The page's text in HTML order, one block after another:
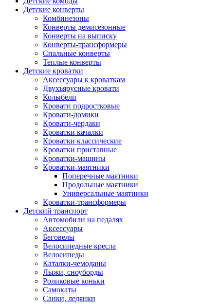
Детские конверты
Комбинезоны
Конверты демисезонные
Конверты на выписку
Конверты-трансформеры
Спальные конверты
Теплые конверты
Детские кроватки
Аксессуары к кроваткам
Двухъярусные кровати
Колыбели
Кровати подростковые
Кровати-домики
Кровати-чердаки
Кроватки качалки
Кроватки классические
Кроватки приставные
Кроватки-машины
Кроватки-маятники
Поперечные маятники
Продольные маятники
Универсальные маятники
Кроватки-трансформеры
Детский транспорт
Автомобили на педалях
Аксессуары
Беговелы
Велосипедные кресла
Велосипеды
Каталки-чемоданы
Лыжи, сноуборды
Роликовые коньки
Самокаты
Санки, ледянки